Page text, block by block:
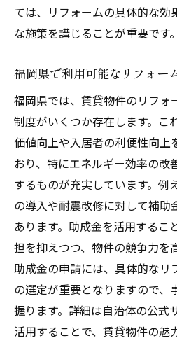
ては、リフォームの具体的な効
な施策を講じることが重要です。
福岡県で利用可能なリフォー
福岡県では、賃貸物件のリフォ
制度がいくつか存在します。こ
価値向上や入居者の利便性向上
おり、特にエネルギー効率の改
するものが充実しています。例
の導入や耐震改修に対して補助
あります。助成金を活用するこ
担を抑えつつ、物件の競争力を
助成金の申請には、具体的なリ
の選定が重要となりますので、
握ります。詳細は自治体の公式
活用することで、賃貸物件の魅